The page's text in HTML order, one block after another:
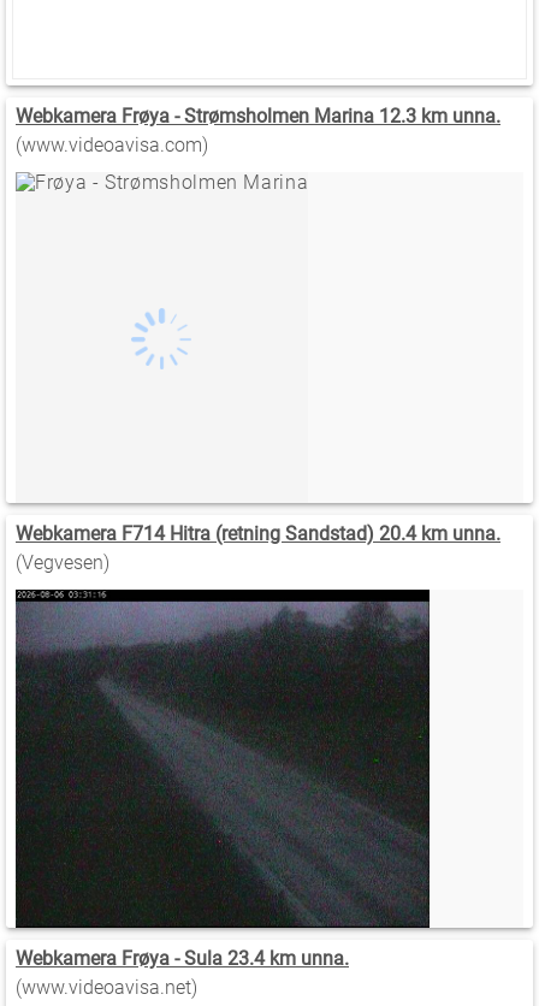
Webkamera Frøya - Strømsholmen Marina 12.3 km unna.
(www.videoavisa.com)
Webkamera F714 Hitra (retning Sandstad) 20.4 km unna.
(Vegvesen)
Webkamera Frøya - Sula 23.4 km unna.
(www.videoavisa.net)